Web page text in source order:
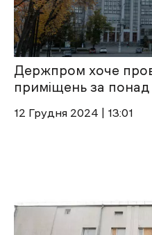
Держпром хоче
приміщень за понад
12 Грудня 2024 | 13:01